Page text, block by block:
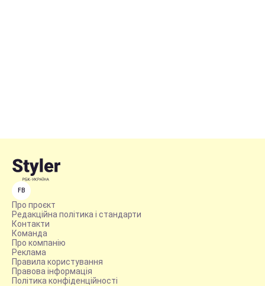
FB
Про проєкт
Редакційна політика і стандарти
Контакти
Команда
Про компанію
Реклама
Правила користування
Правова інформація
Політика конфіденційності